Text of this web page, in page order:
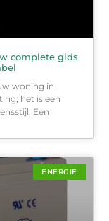
complete gids
woning in
het is een
Een
ENERGIE